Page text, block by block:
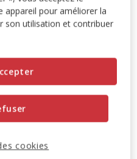
appareil pour améliorer la
son utilisation et contribuer
cookies